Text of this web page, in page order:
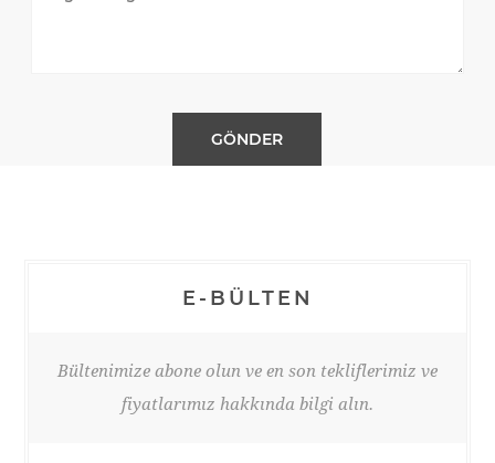
E-BÜLTEN
Bültenimize abone olun ve en son tekliflerimiz ve
fiyatlarımız hakkında bilgi alın.